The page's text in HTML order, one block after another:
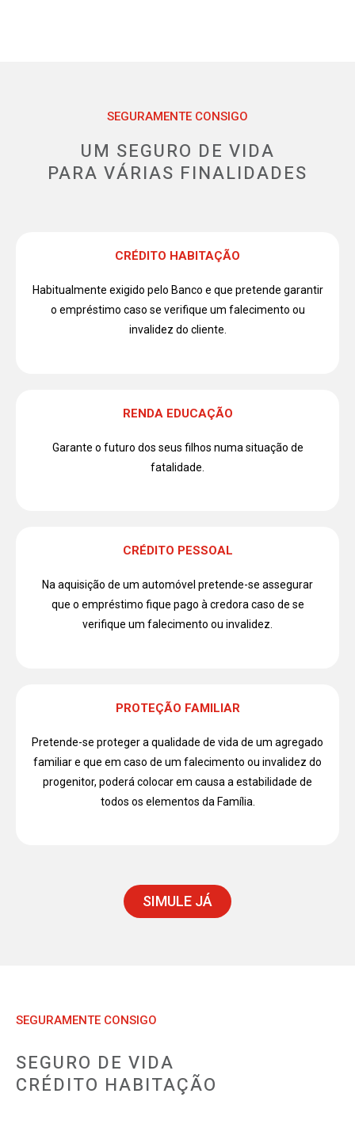
SEGURAMENTE CONSIGO
UM SEGURO DE VIDA
PARA VÁRIAS FINALIDADES
CRÉDITO HABITAÇÃO
Habitualmente exigido pelo Banco e que pretende garantir
o empréstimo caso se verifique um falecimento ou
invalidez do cliente.
RENDA EDUCAÇÃO
Garante o futuro dos seus filhos numa situação de
fatalidade.
CRÉDITO PESSOAL
Na aquisição de um automóvel pretende-se assegurar
que o empréstimo fique pago à credora caso de se
verifique um falecimento ou invalidez.
PROTEÇÃO FAMILIAR
Pretende-se proteger a qualidade de vida de um agregado
familiar e que em caso de um falecimento ou invalidez do
progenitor, poderá colocar em causa a estabilidade de
todos os elementos da Família.
SIMULE JÁ
SEGURAMENTE CONSIGO
SEGURO DE VIDA
CRÉDITO HABITAÇÃO